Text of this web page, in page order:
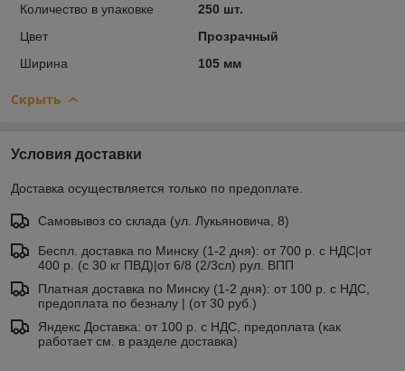
Количество в упаковке
250 шт.
Цвет
Прозрачный
Ширина
105 мм
Скрыть
Условия доставки
Доставка осуществляется только по предоплате.
Самовывоз со склада (ул. Лукьяновича, 8)
Беспл. доставка по Минску (1-2 дня): от 700 р. с НДС|от
400 р. (с 30 кг ПВД)|от 6/8 (2/3сл) рул. ВПП
Платная доставка по Минску (1-2 дня): от 100 р. с НДС,
предоплата по безналу | (от 30 руб.)
Яндекс Доставка: от 100 р. с НДС, предоплата (как
работает см. в разделе доставка)